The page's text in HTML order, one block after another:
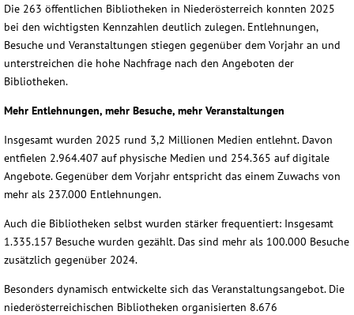
Die 263 öffentlichen Bibliotheken in Niederösterreich konnten 2025
bei den wichtigsten Kennzahlen deutlich zulegen. Entlehnungen,
Besuche und Veranstaltungen stiegen gegenüber dem Vorjahr an und
unterstreichen die hohe Nachfrage nach den Angeboten der
Bibliotheken.
Mehr Entlehnungen, mehr Besuche, mehr Veranstaltungen
Insgesamt wurden 2025 rund 3,2 Millionen Medien entlehnt. Davon
entfielen 2.964.407 auf physische Medien und 254.365 auf digitale
Angebote. Gegenüber dem Vorjahr entspricht das einem Zuwachs von
mehr als 237.000 Entlehnungen.
Auch die Bibliotheken selbst wurden stärker frequentiert: Insgesamt
1.335.157 Besuche wurden gezählt. Das sind mehr als 100.000 Besuche
zusätzlich gegenüber 2024.
Besonders dynamisch entwickelte sich das Veranstaltungsangebot. Die
niederösterreichischen Bibliotheken organisierten 8.676